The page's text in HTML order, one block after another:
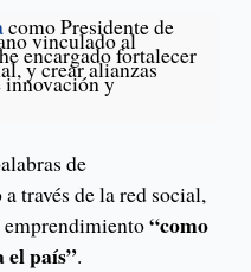
como Presidente de
vinculado al
encargado fortalecer
y crear alianzas
innovación y
de
través de la red social,
emprendimiento“como
país”.